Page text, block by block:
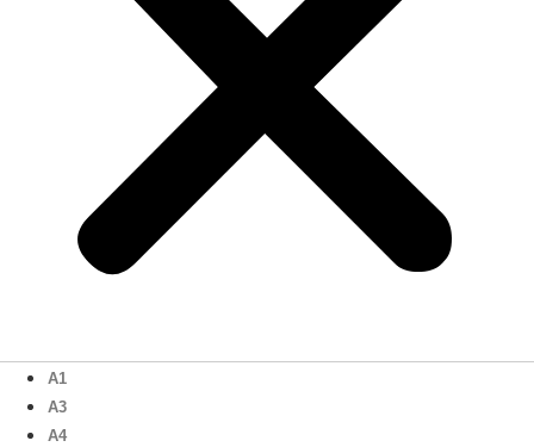
A1
A3
A4